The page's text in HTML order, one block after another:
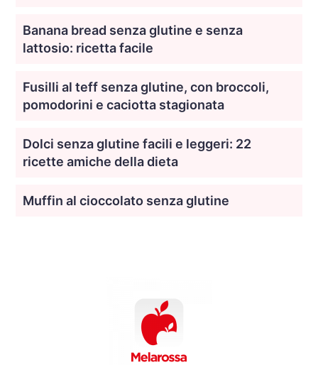
Banana bread senza glutine e senza
lattosio: ricetta facile
Fusilli al teff senza glutine, con broccoli,
pomodorini e caciotta stagionata
Dolci senza glutine facili e leggeri: 22
ricette amiche della dieta
Muffin al cioccolato senza glutine